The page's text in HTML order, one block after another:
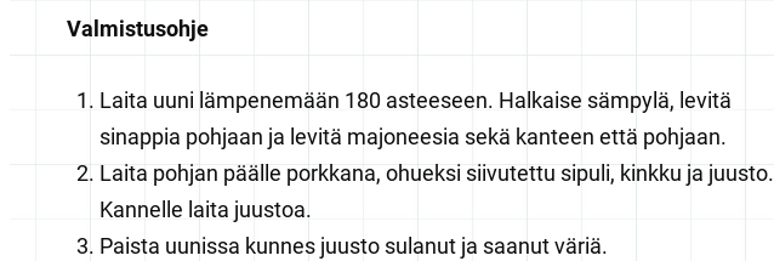
Valmistusohje
Laita uuni lämpenemään 180 asteeseen. Halkaise sämpylä, levitä
sinappia pohjaan ja levitä majoneesia sekä kanteen että pohjaan.
Laita pohjan päälle porkkana, ohueksi siivutettu sipuli, kinkku ja juusto.
Kannelle laita juustoa.
Paista uunissa kunnes juusto sulanut ja saanut väriä.